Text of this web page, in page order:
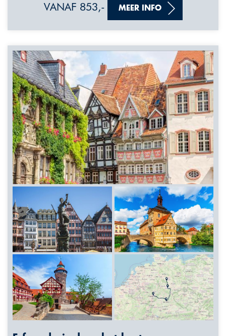
VANAF 853,- MEER INFO